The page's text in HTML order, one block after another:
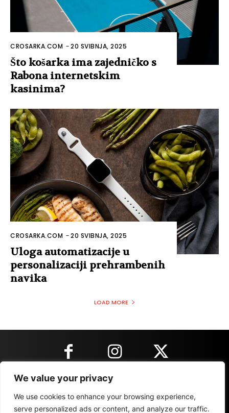
We value your privacy
We use cookies to enhance your browsing experience,
serve personalized ads or content, and analyze our traffic.
CROSARKA.COM -20 SVIBNJA, 2025
Što košarka ima zajedničko s
Rabona internetskim
kasinima?
CROSARKA.COM -20 SVIBNJA, 2025
Uloga automatizacije u
personalizaciji prehrambenih
navika
LOAD MORE
KONTAKT INFORMACIJE